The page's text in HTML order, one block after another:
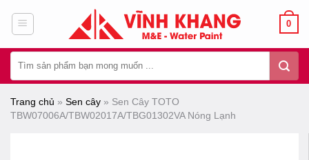
dung
0
kiếm:
Trang chủ » Sen cây » Sen Cây TOTO
TBW07006A/TBW02017A/TBG01302VA Nóng Lạnh